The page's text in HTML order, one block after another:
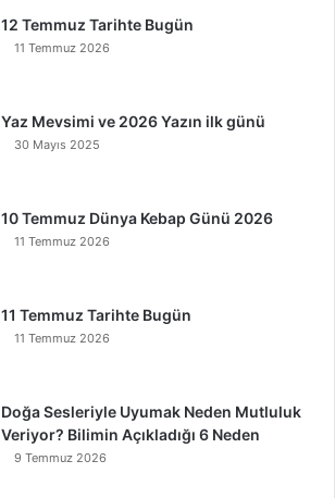
12 Temmuz Tarihte Bugün
11 Temmuz 2026
Yaz Mevsimi ve 2026 Yazın ilk günü
30 Mayıs 2025
10 Temmuz Dünya Kebap Günü 2026
11 Temmuz 2026
11 Temmuz Tarihte Bugün
11 Temmuz 2026
Doğa Sesleriyle Uyumak Neden Mutluluk
Veriyor? Bilimin Açıkladığı 6 Neden
9 Temmuz 2026